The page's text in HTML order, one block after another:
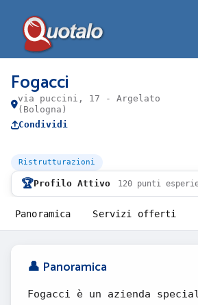
Fogacci
via puccini, 17 - Argelato
(Bologna)
Condividi
Ristrutturazioni
🏆Profilo Attivo 120 punti
Panoramica Servizi offerti
👤 Panoramica
Fogacci è un azienda